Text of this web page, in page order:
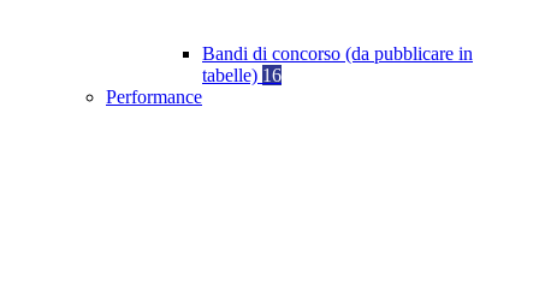
Bandi di concorso (da pubblicare in
tabelle) 16
Performance